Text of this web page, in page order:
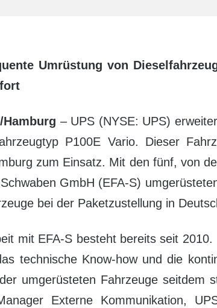
Umrüstung von
– UPS (NYSE: UPS)
P100E Vario. Dieser
zum Einsatz. Mit den fünf, von
GmbH (EFA-S)
bei der Paketzustellung in
mit EFA-S besteht bereits seit
technische Know-how und die
umgerüsteten Fahrzeuge seitdem
Externe Kommunikation,